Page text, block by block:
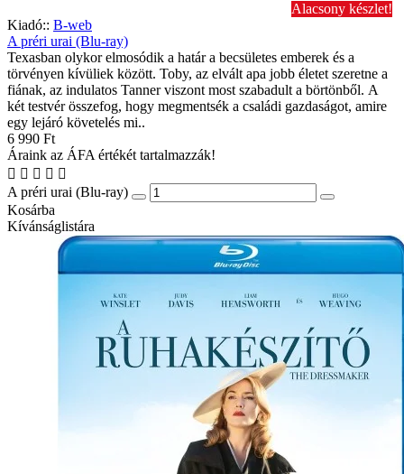
Alacsony készlet!
Kiadó:: B-web
A préri urai (Blu-ray)
Texasban olykor elmosódik a határ a becsületes emberek és a
törvényen kívüliek között. Toby, az elvált apa jobb életet szeretne a
fiának, az indulatos Tanner viszont most szabadult a börtönből. A
két testvér összefog, hogy megmentsék a családi gazdaságot, amire
egy lejáró követelés mi..
6 990 Ft
Áraink az ÁFA értékét tartalmazzák!
A préri urai (Blu-ray)
Kosárba
Kívánságlistára